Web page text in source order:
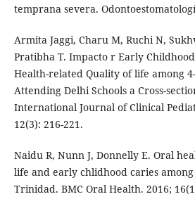
temprana severa.
Armita Jaggi, Charu M, Ruchi N,
Pratibha T. Impacto r Early
Health-related Quality of life among
Attending Delhi Schools a Cross-
International Journal of Clinical
12(3): 216-221.
Naidu R, Nunn J, Donnelly E. Oral
life and early chlidhood caries
Trinidad. BMC Oral Health. 2016;